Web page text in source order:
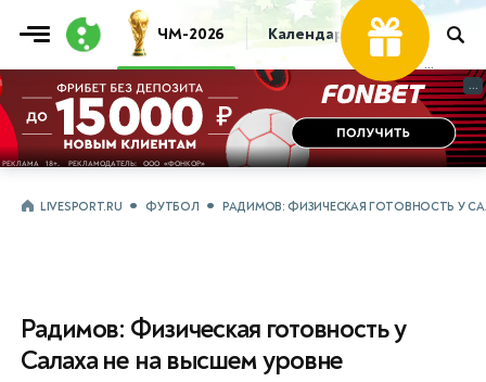
ЧМ-2026 Календарь Таблица
...
...
LIVESPORT.RU ФУТБОЛ РАДИМОВ: ФИЗИЧЕСКАЯ ГОТОВНОСТЬ У
Радимов: Физическая готовность у
Салаха не на высшем уровне